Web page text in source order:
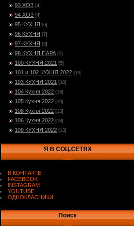
93 ХОЗ [4]
94 ХОЗ [4]
95 КУХНЯ [6]
96 КУХНЯ [7]
97 КУХНЯ [3]
98 КУХНЯ ПАРА [5]
100 КУХНЯ 2021 [5]
101 и 102 КУХНЯ 2022 [19]
103 КУХНЯ 2021 [10]
104 Кухня 2022 [19]
105 Кухня 2022 [19]
108 Кухня 2022 [13]
106 Кухня 2022 [18]
109 КУХНЯ 2022 [13]
Я В СОЦ.СЕТЯХ
В КОНТАКТЕ
FACEBOOK
INSTAGRAM
YOUTUBE
ОДНОКЛАСНИКИ
Поиск